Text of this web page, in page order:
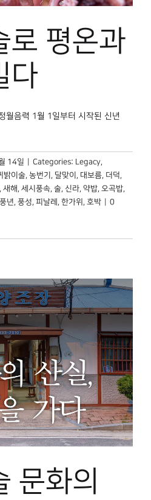
로 평온과
다
월음력 1월 1일부터 시작된 신년
14일 Categories: Legacy,
밝이술, 농번기 , 달맞이 , 대보름, 더덕,
, 새해 , 세시풍속, 술, 신라, 약밥, 오곡밥,
풍년, 풍성, 피날레 , 한가위 , 호박
0
문화의